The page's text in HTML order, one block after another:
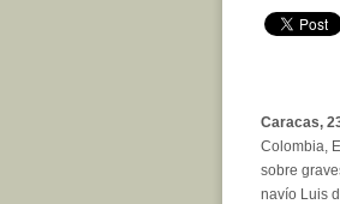
Caracas,
Colombia,
sobre
navío Luis